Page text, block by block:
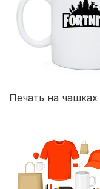
Печать на чашках